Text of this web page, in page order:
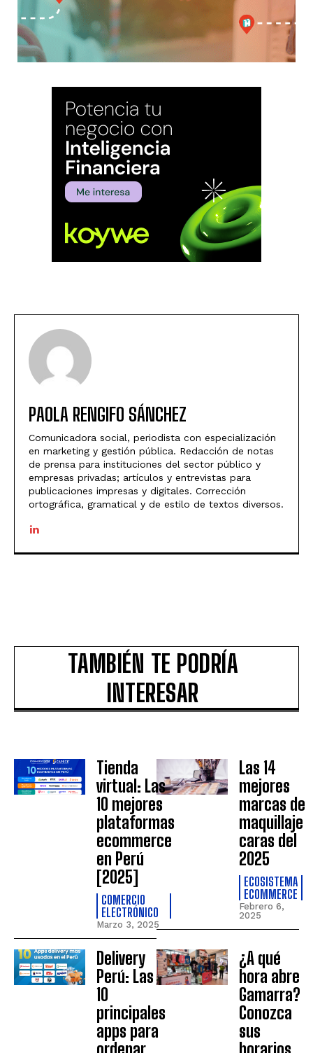
PAOLA RENGIFO SÁNCHEZ
Comunicadora social, periodista con especialización
en marketing y gestión pública. Redacción de notas
de prensa para instituciones del sector público y
empresas privadas; artículos y entrevistas para
publicaciones impresas y digitales. Corrección
ortográfica, gramatical y de estilo de textos diversos.
TAMBIÉN TE PODRÍA
INTERESAR
Tienda
virtual: Las
10 mejores
plataformas
ecommerce
en Perú
[2025]
COMERCIO
ELECTRÓNICO
Marzo 3, 2025
Las 14
mejores
marcas de
maquillaje
caras del
2025
ECOSISTEMA
ECOMMERCE
Febrero 6,
2025
Delivery
Perú: Las
10
principales
apps para
¿A qué
hora abre
Gamarra?
Conozca
sus